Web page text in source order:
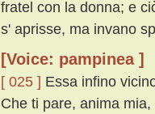
fratel con la donna; e
s' aprisse, ma invano
[Voice: pampinea ]
[ 025 ] Essa infino
Che ti pare, anima